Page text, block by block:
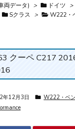
両データ) > ドイツ >
Sクラス >
W222・
クーペ C217
年12月3日
W222・ベ